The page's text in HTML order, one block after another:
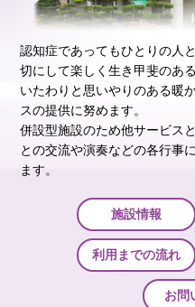
認知症であってもひとりの人
切にして楽しく生き甲斐のあ
いたわりと思いやりのある暖
スの提供に努めます。
併設型施設のため他サービス
との交流や演奏などの各行事
ます。
施設情報
利用までの流れ
お問